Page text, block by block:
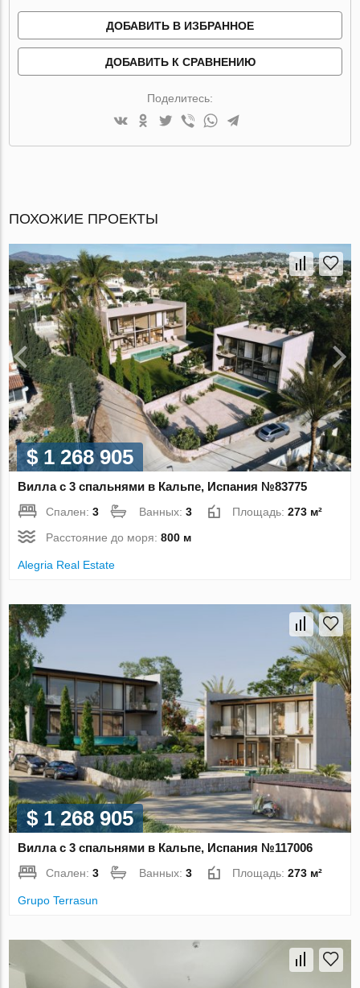
ДОБАВИТЬ В ИЗБРАННОЕ
ДОБАВИТЬ К СРАВНЕНИЮ
Поделитесь:
ПОХОЖИЕ ПРОЕКТЫ
$ 1 268 905
Вилла с 3 спальнями в Кальпе, Испания №83775
Спален:3 Ванных:3 Площадь:273 м²
Расстояние до моря:800 м
Alegria Real Estate
$ 1 268 905
Вилла с 3 спальнями в Кальпе, Испания №117006
Спален:3 Ванных:3 Площадь:273 м²
Grupo Terrasun